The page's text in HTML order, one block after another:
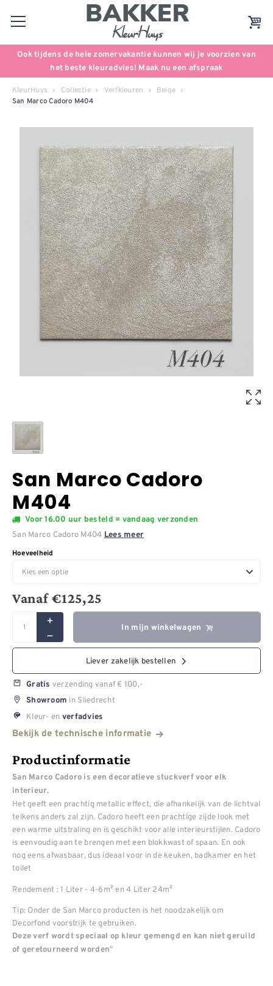
Ook tijdens de hele zomervakantie kunnen wij je voorzien van
het beste kleuradvies! Maak nu een afspraak
KleurHuys Collectie Verfkleuren Beige
San Marco Cadoro M404
San Marco Cadoro
M404
Voor 16.00 uur besteld = vandaag verzonden
San Marco Cadoro M404 Lees meer
Hoeveelheid
Vanaf€125,25
In mijn winkelwagen
Liever zakelijk bestellen
Gratis verzending vanaf € 100,-
Showroom in Sliedrecht
Kleur- en verfadvies
Bekijk de technische informatie
Productinformatie
San Marco Cadoro is een decoratieve stuckverf voor elk
interieur.
Het geeft een prachtig metallic effect, die afhankelijk van de lichtval
telkens anders zal zijn. Cadoro heeft een prachtige zijde look met
een warme uitstraling en is geschikt voor alle interieurstijlen. Cadoro
is eenvoudig aan te brengen met een blokkwast of spaan. En ook
nog eens afwasbaar, dus ideaal voor in de keuken, badkamer en het
toilet
Rendement : 1 Liter - 4-6m² en 4 Liter 24m²
Tip: Onder de San Marco producten is het noodzakelijk om
Decorfond voorstrijk te gebruiken.
Deze verf wordt speciaal op kleur gemengd en kan niet geruild
of geretourneerd worden"